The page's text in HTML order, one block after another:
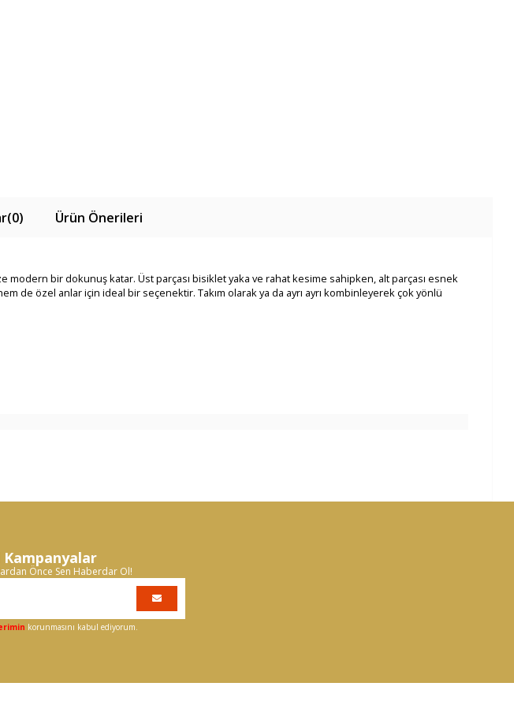
(0) Ürün Önerileri
modern bir dokunuş katar. Üst parçası bisiklet yaka ve rahat kesime sahipken, alt parçası esnek
de özel anlar için ideal bir seçenektir. Takım olarak ya da ayrı ayrı kombinleyerek çok yönlü
Kampanyalar
Önce Sen Haberdar Ol!
korunmasını kabul ediyorum.